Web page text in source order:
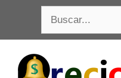
contenido